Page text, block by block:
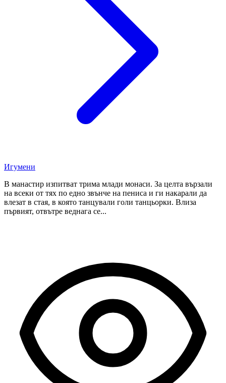
Игумени
В манастир изпитват трима млади монаси. За целта вързали
на всеки от тях по едно звънче на пениса и ги накарали да
влезат в стая, в която танцували голи танцьорки. Влиза
първият, отвътре веднага се...